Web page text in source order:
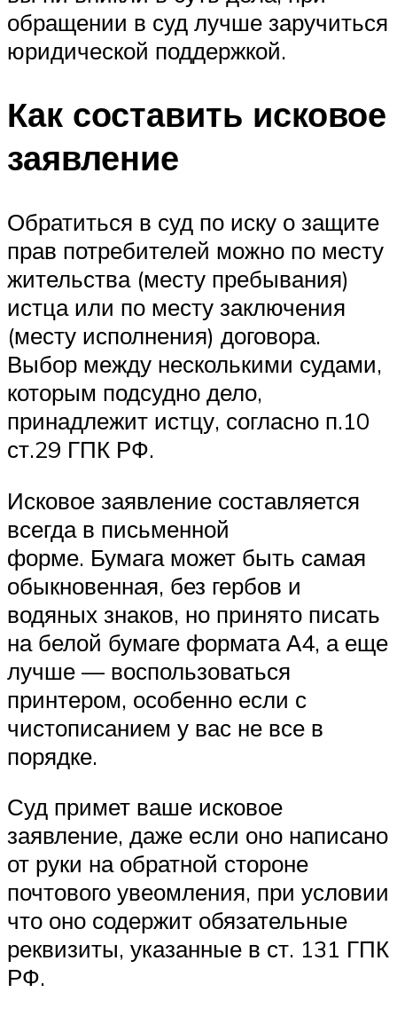
обращении в суд лучше заручиться
юридической поддержкой.
Как составить исковое
заявление
Обратиться в суд по иску о защите
прав потребителей можно по месту
жительства (месту пребывания)
истца или по месту заключения
(месту исполнения) договора.
Выбор между несколькими судами,
которым подсудно дело,
принадлежит истцу, согласно п.10
ст.29 ГПК РФ.
Исковое заявление составляется
всегда в письменной
форме. Бумага может быть самая
обыкновенная, без гербов и
водяных знаков, но принято писать
на белой бумаге формата А4, а еще
лучше — воспользоваться
принтером, особенно если с
чистописанием у вас не все в
порядке.
Суд примет ваше исковое
заявление, даже если оно написано
от руки на обратной стороне
почтового увеомления, при условии
что оно содержит обязательные
реквизиты, указанные в ст. 131 ГПК
РФ.